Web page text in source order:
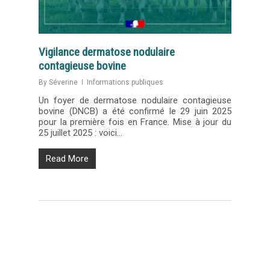
Vigilance dermatose nodulaire
contagieuse bovine
By Séverine Informations publiques
Un foyer de dermatose nodulaire contagieuse
bovine (DNCB) a été confirmé le 29 juin 2025
pour la première fois en France. Mise à jour du
25 juillet 2025 : voici…
Read More